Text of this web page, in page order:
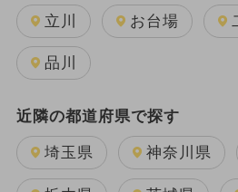
立川 お台場
品川
近隣の都道府県で探す
埼玉県 神奈川県